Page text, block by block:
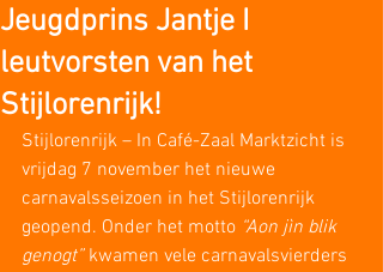
Jeugdprins Jantje I
leutvorsten van het
Stijlorenrijk!
Stijlorenrijk – In Café-Zaal Marktzicht is
vrijdag 7 november het nieuwe
carnavalsseizoen in het Stijlorenrijk
geopend. Onder het motto “Aon jìn blik
genogt” kwamen vele carnavalsvierders